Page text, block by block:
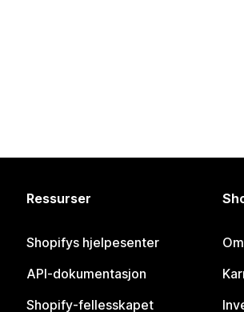
Ressurser
Shopifys hjelpesenter
API-dokumentasjon
Shopify-fellesskapet
Om